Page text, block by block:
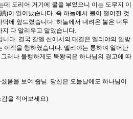
도리어 거기에 물을 부었으니 이는 도무지 이
)이 일어났습니다. 즉 하늘에서 불이 떨어진 것
에 엎드렸습니다. 하늘에서 내려온 불은 너무
다 말리우고 말았습니다.
다. 결국 갈멜 산에서의 대결은 엘리야의 일방
이적을 행하였습니다. 엘리야는 통하여 일어난
러나 불행하게도 북왕국은 하나님의 경고에 따
음을 보여 줍닏. 당신은 오늘날에도 하나님이
을 적어보세요)